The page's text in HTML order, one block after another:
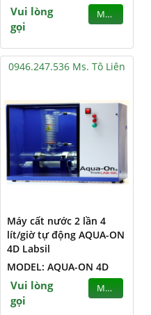
Vui lòng
gọi
MUA
0946.247.536 Ms. Tô Liên
Máy cất nước 2 lần 4
lít/giờ tự động AQUA-ON
4D Labsil
MODEL: AQUA-ON 4D
Vui lòng
gọi
MUA